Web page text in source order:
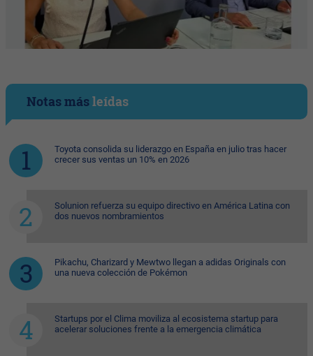
Notas másleídas
Toyota consolida su liderazgo en España en julio tras hacer
crecer sus ventas un 10% en 2026
Solunion refuerza su equipo directivo en América Latina con
dos nuevos nombramientos
Pikachu, Charizard y Mewtwo llegan a adidas Originals con
una nueva colección de Pokémon
Startups por el Clima moviliza al ecosistema startup para
acelerar soluciones frente a la emergencia climática